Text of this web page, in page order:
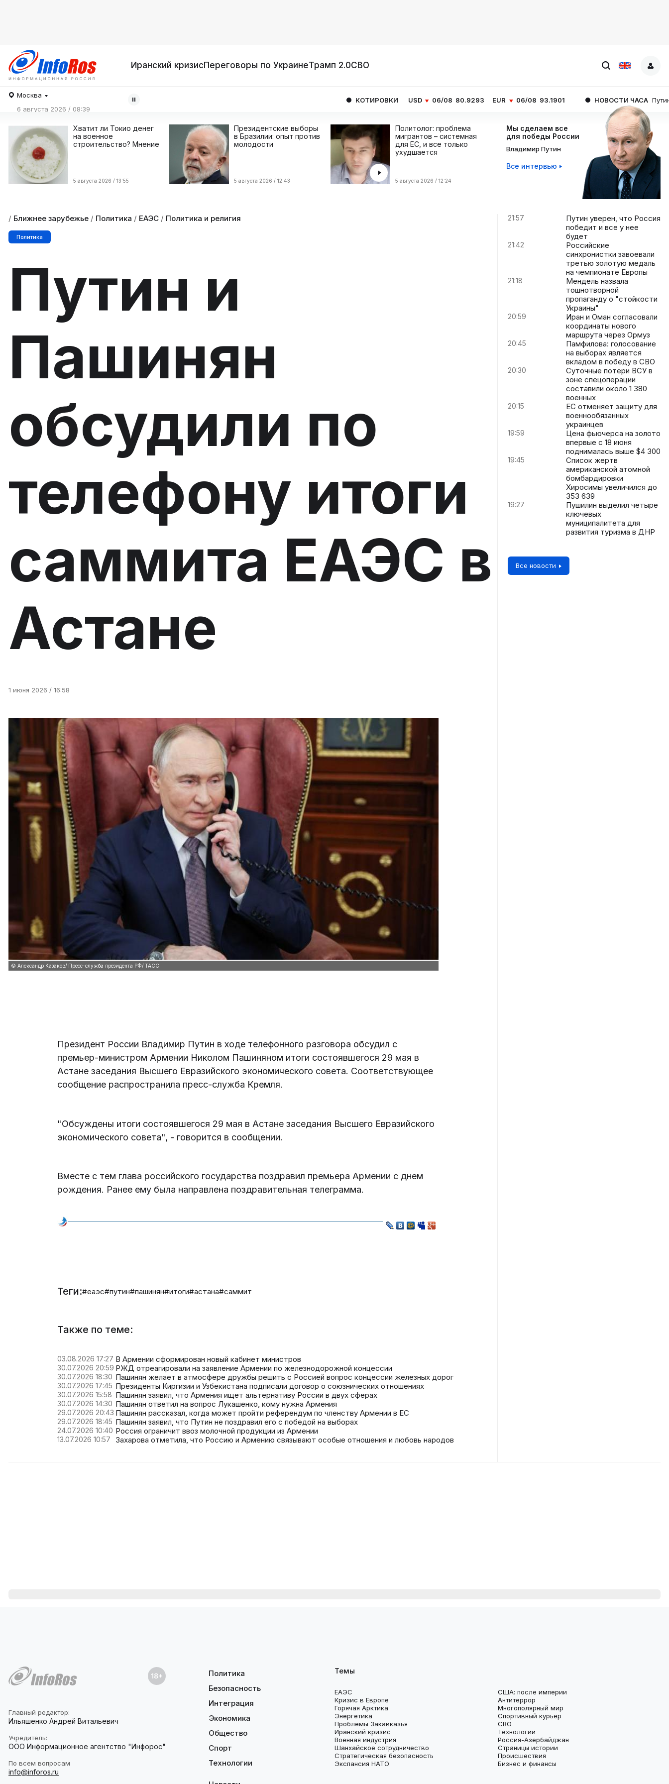
Иранский кризисПереговоры по УкраинеТрамп 2.0СВО
Москва
6 августа 2026 / 08:39
КОТИРОВКИ USD 06/08 80.9293 EUR 06/08 93.1901 НОВОСТИ ЧАСА Путин уверен, что
Хватит ли Токио денег
на военное
строительство? Мнение
5 августа 2026 / 13:55
Президентские выборы
в Бразилии: опыт против
молодости
5 августа 2026 / 12:43
Политолог: проблема
мигрантов – системная
для ЕС, и все только
ухудшается
5 августа 2026 / 12:24
Мы сделаем все
для победы России
Владимир Путин
Все интервью
/ Ближнее зарубежье / Политика / ЕАЭС / Политика и религия
Политика
Путин и
Пашинян
обсудили по
телефону итоги
саммита ЕАЭС в
Астане
1 июня 2026 / 16:58
© Александр Казаков/ Пресс-служба президента РФ/ ТАСС
Президент России Владимир Путин в ходе телефонного разговора обсудил с
премьер-министром Армении Николом Пашиняном итоги состоявшегося 29 мая в
Астане заседания Высшего Евразийского экономического совета. Соответствующее
сообщение распространила пресс-служба Кремля.
"Обсуждены итоги состоявшегося 29 мая в Астане заседания Высшего Евразийского
экономического совета", - говорится в сообщении.
Вместе с тем глава российского государства поздравил премьера Армении с днем
рождения. Ранее ему была направлена поздравительная телеграмма.
Теги:#еаэс#путин#пашинян#итоги#астана#саммит
Также по теме:
03.08.2026 17:27 В Армении сформирован новый кабинет министров
30.07.2026 20:59 РЖД отреагировали на заявление Армении по железнодорожной концессии
30.07.2026 18:30 Пашинян желает в атмосфере дружбы решить с Россией вопрос концессии железных дорог
30.07.2026 17:45 Президенты Киргизии и Узбекистана подписали договор о союзнических отношениях
30.07.2026 15:58 Пашинян заявил, что Армения ищет альтернативу России в двух сферах
30.07.2026 14:30 Пашинян ответил на вопрос Лукашенко, кому нужна Армения
29.07.2026 20:43 Пашинян рассказал, когда может пройти референдум по членству Армении в ЕС
29.07.2026 18:45 Пашинян заявил, что Путин не поздравил его с победой на выборах
24.07.2026 10:40 Россия ограничит ввоз молочной продукции из Армении
13.07.2026 10:57 Захарова отметила, что Россию и Армению связывают особые отношения и любовь народов
21:57
Путин уверен, что Россия
победит и все у нее
будет
21:42
Российские
синхронистки завоевали
третью золотую медаль
на чемпионате Европы
21:18
Мендель назвала
тошнотворной
пропаганду о "стойкости
Украины"
20:59
Иран и Оман согласовали
координаты нового
маршрута через Ормуз
20:45
Памфилова: голосование
на выборах является
вкладом в победу в СВО
20:30
Суточные потери ВСУ в
зоне спецоперации
составили около 1 380
военных
20:15
ЕС отменяет защиту для
военнообязанных
украинцев
19:59
Цена фьючерса на золото
впервые с 18 июня
поднималась выше $4 300
19:45
Список жертв
американской атомной
бомбардировки
Хиросимы увеличился до
353 639
19:27
Пушилин выделил четыре
ключевых
муниципалитета для
развития туризма в ДНР
Все новости
Главный редактор:
Ильяшенко Андрей Витальевич
Учредитель:
ООО Информационное агентство "Инфорос"
По всем вопросам
info@inforos.ru
Политика
Безопасность
Интеграция
Экономика
Общество
Спорт
Технологии
Темы
ЕАЭС
США: после империи
Кризис в Европе
Антитеррор
Горячая Арктика
Многополярный мир
Энергетика
Спортивный курьер
Проблемы Закавказья
СВО
Иранский кризис
Технологии
Военная индустрия
Россия-Азербайджан
Шанхайское сотрудничество
Страницы истории
Стратегическая безопасность
Происшествия
Экспансия НАТО
Бизнес и финансы